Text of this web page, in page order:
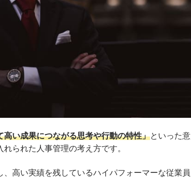
高い成果につながる思考や行動の特性」といった意
られた人事管理の考え方です。
高い実績を残しているハイパフォーマーな従業員